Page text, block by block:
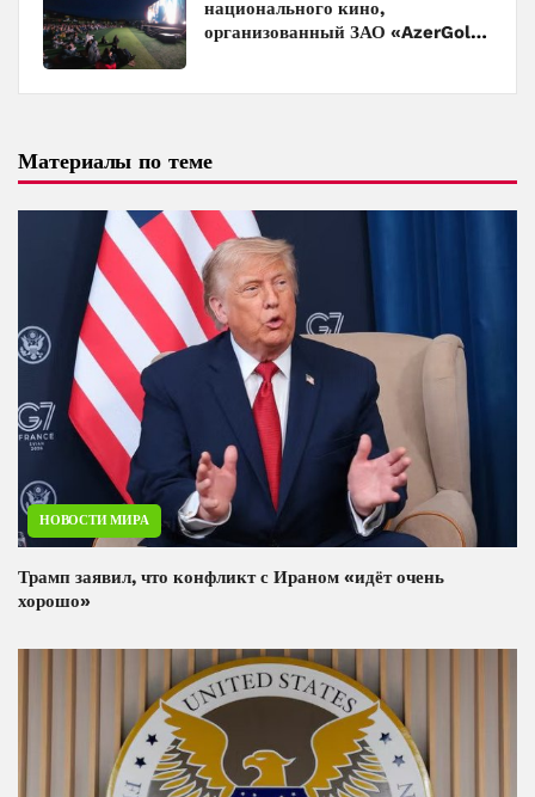
национального кино,
организованный ЗАО «AzerGold»
Материалы по теме
НОВОСТИ МИРА
Трамп заявил, что конфликт с Ираном «идёт очень
хорошо»